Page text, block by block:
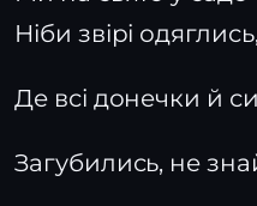
Ніби звірі
Де всі донечки й
Загубились, не